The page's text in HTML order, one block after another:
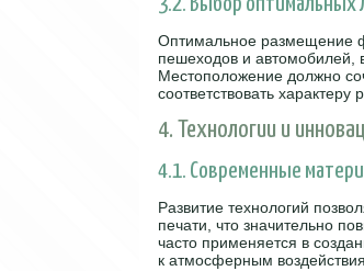
3.2. Выбор оптимальных
Оптимальное размещение
пешеходов и автомобилей,
Местоположение должно
соответствовать характеру
4. Технологии и
4.1. Современные
Развитие технологий
печати, что значительно
часто применяется в
к атмосферным